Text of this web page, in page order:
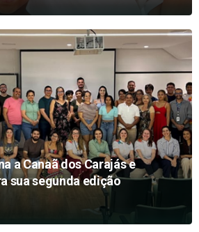
a Canaã dos Carajás e
sua segunda edição